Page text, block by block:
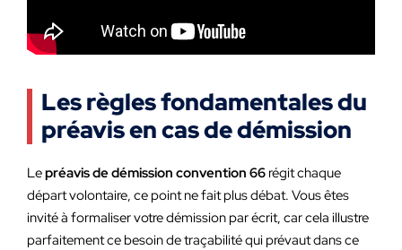
Les règles fondamentales du
préavis en cas de démission
Lepréavis de démission convention 66 régit chaque
départ volontaire, ce point ne fait plus débat. Vous êtes
invité à formaliser votre démission par écrit, car cela illustre
parfaitement ce besoin de traçabilité qui prévaut dans ce